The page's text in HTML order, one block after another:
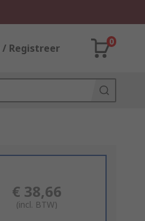
Registreer
0
€ 38,66
(incl. BTW)